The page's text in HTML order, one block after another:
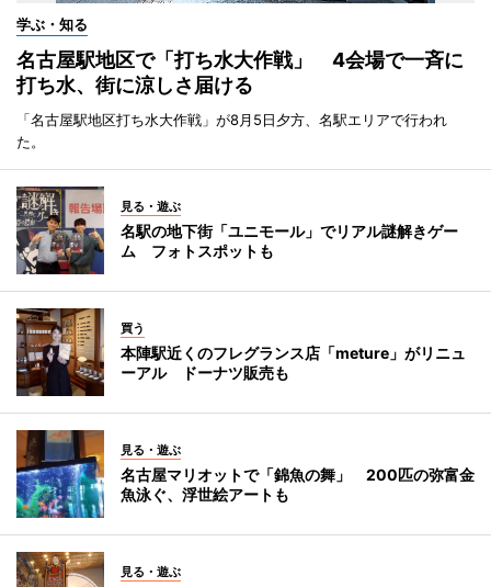
学ぶ・知る
名古屋駅地区で「打ち水大作戦」 4会場で一斉に
打ち水、街に涼しさ届ける
「名古屋駅地区打ち水大作戦」が8月5日夕方、名駅エリアで行われ
た。
見る・遊ぶ
名駅の地下街「ユニモール」でリアル謎解きゲー
ム フォトスポットも
買う
本陣駅近くのフレグランス店「meture」がリニュ
ーアル ドーナツ販売も
見る・遊ぶ
名古屋マリオットで「錦魚の舞」 200匹の弥富金
魚泳ぐ、浮世絵アートも
見る・遊ぶ